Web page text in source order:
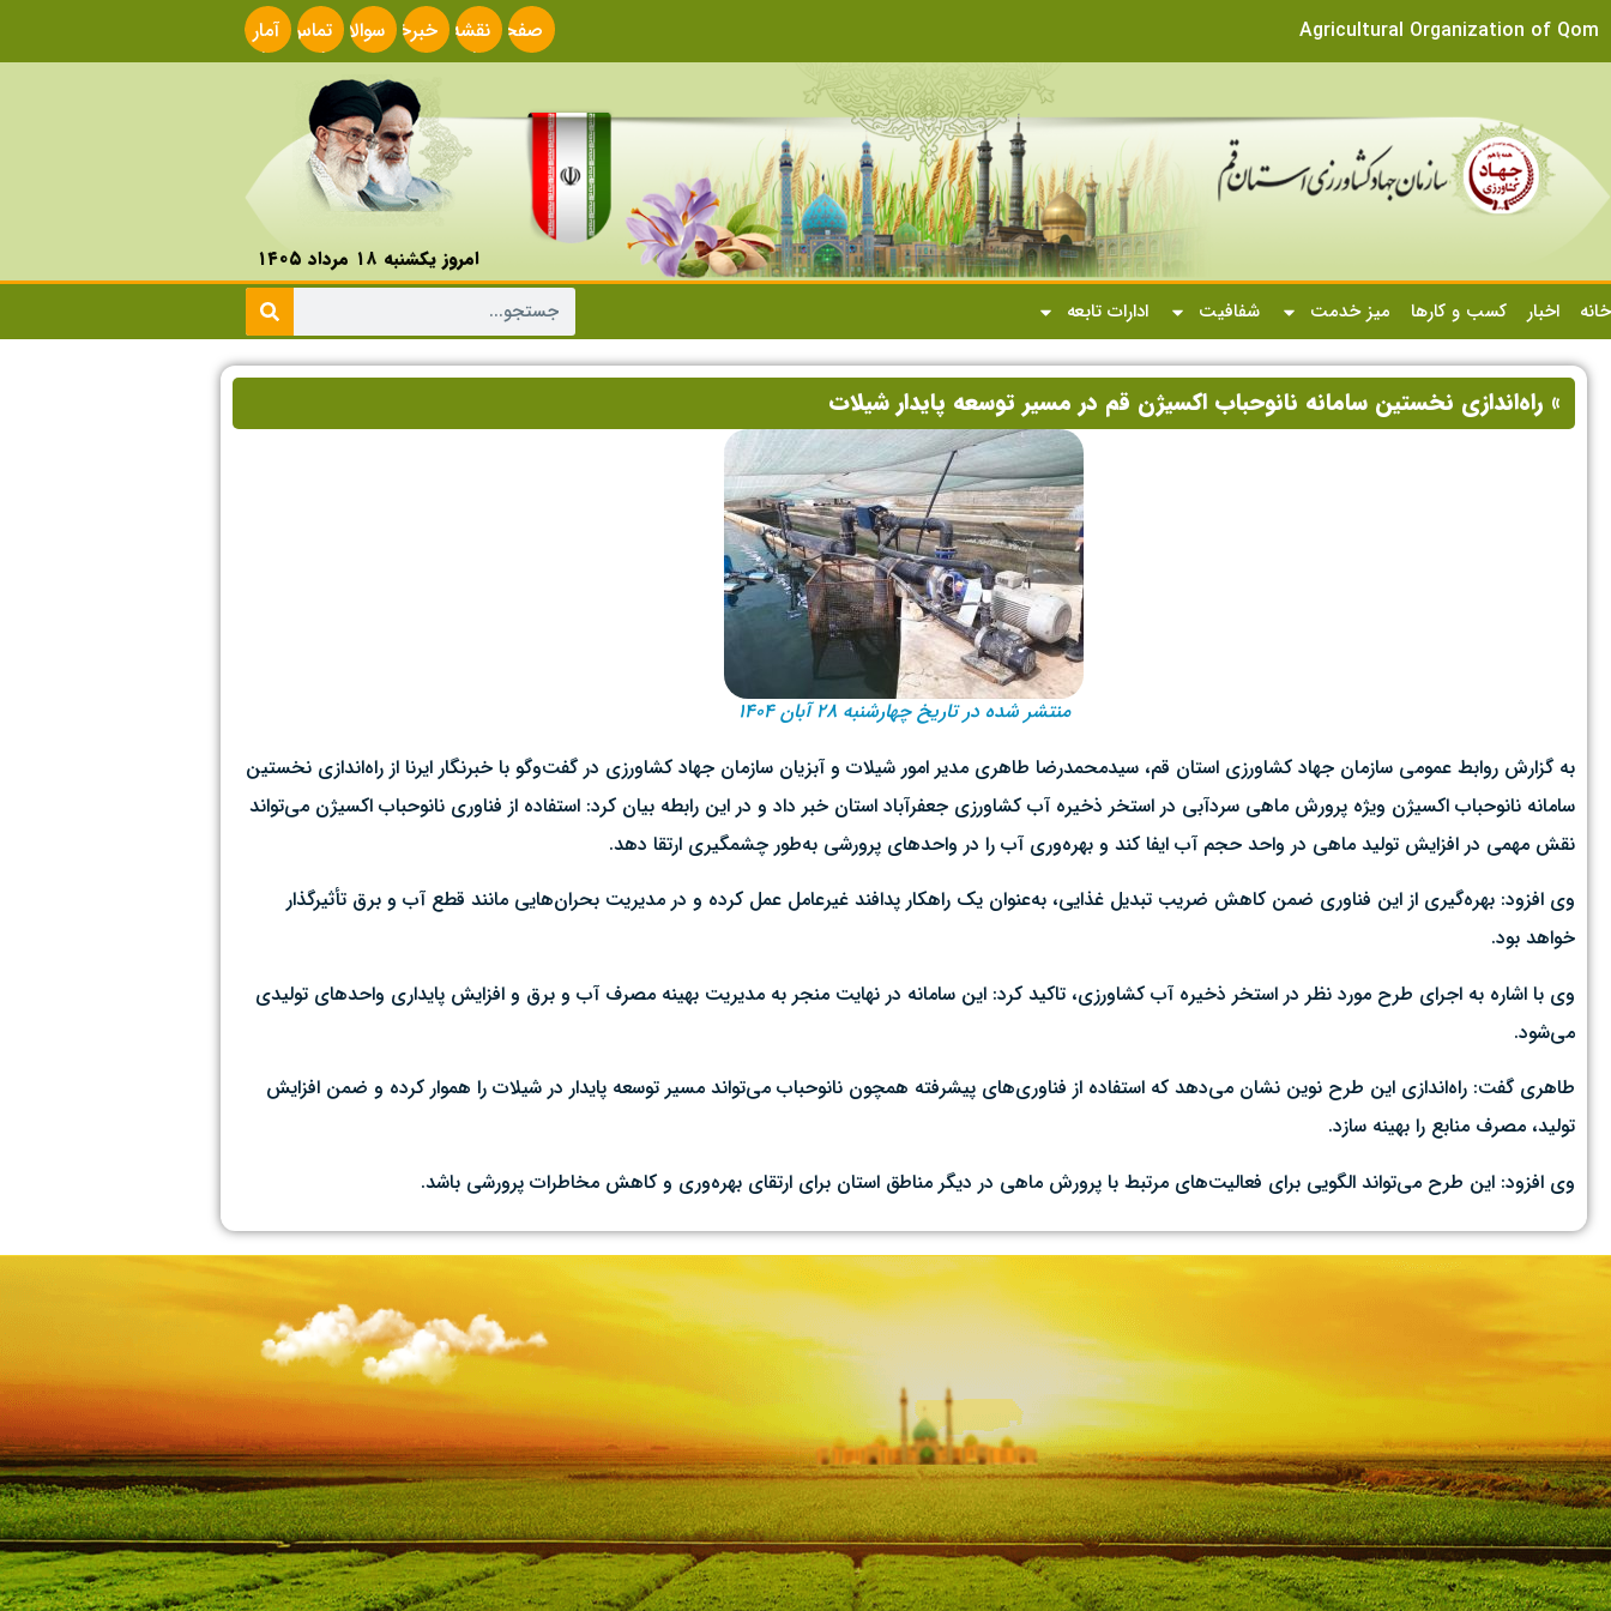
Agricultural Organization of Qom
صفحه
اصلی
نقشه
سایت
خبرخوانسوالات
متداول
تماس
با ما
آمار
سایت
امروز یکشنبه ۱۸ مرداد ۱۴۰۵
خانه
اخبار کسب و کارها میز خدمت شفافیت ادارات تابعه
» راه‌اندازی نخستین سامانه نانوحباب اکسیژن قم در مسیر توسعه پایدار شیلات
منتشر شده در تاریخ چهارشنبه ۲۸ آبان ۱۴۰۴
به گزارش روابط عمومی سازمان جهاد کشاورزی استان قم، سیدمحمدرضا طاهری مدیر امور شیلات و آبزیان سازمان جهاد کشاورزی در گفت‌وگو با خبرنگار ایرنا از راه‌اندازی نخستین
سامانه نانوحباب اکسیژن ویژه پرورش ماهی سردآبی در استخر ذخیره آب کشاورزی جعفرآباد استان خبر داد و در این رابطه بیان کرد: استفاده از فناوری نانوحباب اکسیژن می‌تواند
نقش مهمی در افزایش تولید ماهی در واحد حجم آب ایفا کند و بهره‌وری آب را در واحدهای پرورشی به‌طور چشمگیری ارتقا دهد.
وی افزود: بهره‌گیری از این فناوری ضمن کاهش ضریب تبدیل غذایی، به‌عنوان یک راهکار پدافند غیرعامل عمل کرده و در مدیریت بحران‌هایی مانند قطع آب و برق تأثیرگذار
خواهد بود.
وی با اشاره به اجرای طرح مورد نظر در استخر ذخیره آب کشاورزی، تاکید کرد: این سامانه در نهایت منجر به مدیریت بهینه مصرف آب و برق و افزایش پایداری واحدهای تولیدی
می‌شود.
طاهری گفت: راه‌اندازی این طرح نوین نشان می‌دهد که استفاده از فناوری‌های پیشرفته همچون نانوحباب می‌تواند مسیر توسعه پایدار در شیلات را هموار کرده و ضمن افزایش
تولید، مصرف منابع را بهینه سازد.
وی افزود: این طرح می‌تواند الگویی برای فعالیت‌های مرتبط با پرورش ماهی در دیگر مناطق استان برای ارتقای بهره‌وری و کاهش مخاطرات پرورشی باشد.